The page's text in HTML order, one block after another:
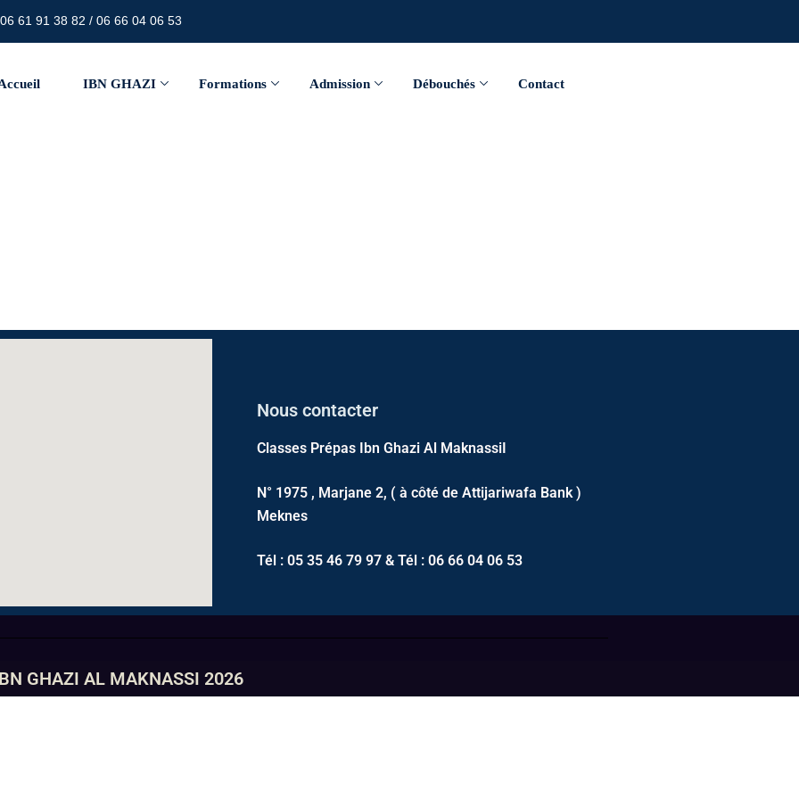
61 91 38 82 / 06 66 04 06 53
IBN GHAZI Formations Admission Débouchés Contact
Nous contacter
Classes Prépas Ibn Ghazi Al MaknassiI
N° 1975 , Marjane 2, ( à côté de Attijariwafa Bank )
Meknes
Tél : 05 35 46 79 97 & Tél : 06 66 04 06 53
GHAZI AL MAKNASSI 2026